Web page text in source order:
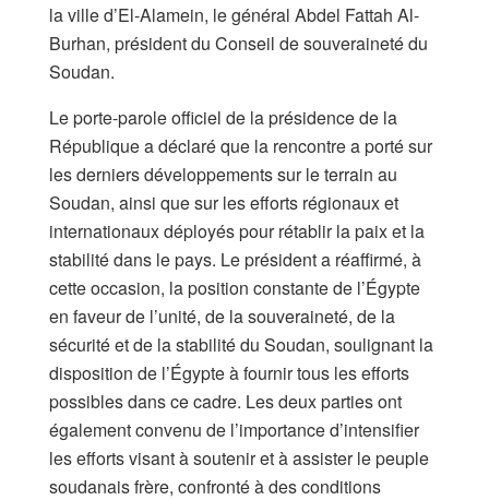
la ville d’El-Alamein, le général Abdel Fattah Al-
Burhan, président du Conseil de souveraineté du
Soudan.
Le porte-parole officiel de la présidence de la
République a déclaré que la rencontre a porté sur
les derniers développements sur le terrain au
Soudan, ainsi que sur les efforts régionaux et
internationaux déployés pour rétablir la paix et la
stabilité dans le pays. Le président a réaffirmé, à
cette occasion, la position constante de l’Égypte
en faveur de l’unité, de la souveraineté, de la
sécurité et de la stabilité du Soudan, soulignant la
disposition de l’Égypte à fournir tous les efforts
possibles dans ce cadre. Les deux parties ont
également convenu de l’importance d’intensifier
les efforts visant à soutenir et à assister le peuple
soudanais frère, confronté à des conditions